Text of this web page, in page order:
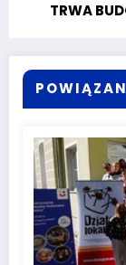
TRWA